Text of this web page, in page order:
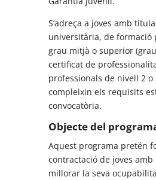
S’adreça a joves amb
universitària, de formació
grau mitjà o superior
certificat de
professionals de nivell 2 o
compleixin els requisits
convocatòria.
Objecte del
Aquest programa pretén
contractació de joves amb
millorar la seva